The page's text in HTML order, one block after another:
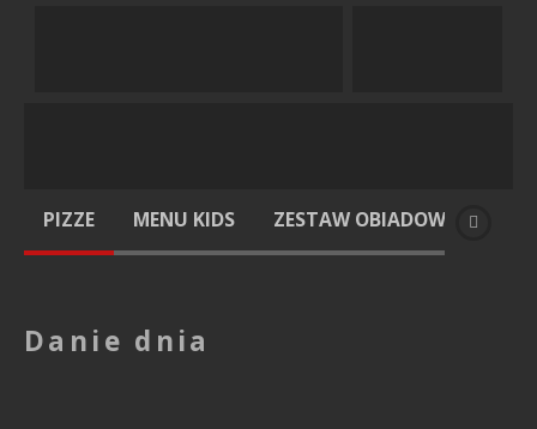
OFERTA
PIZZE MENU KIDS ZESTAW OBIADOWY
Danie dnia